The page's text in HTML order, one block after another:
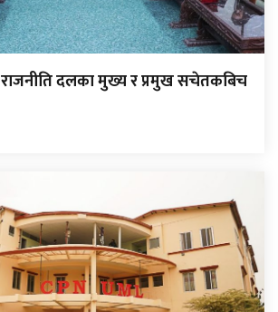
दलका मुख्य र प्रमुख सचेतकबिच